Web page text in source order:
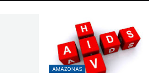
AMAZONAS